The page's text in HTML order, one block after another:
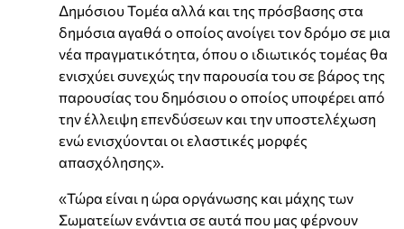
Δημόσιου Τομέα αλλά και της πρόσβασης στα
δημόσια αγαθά ο οποίος ανοίγει τον δρόμο σε μια
νέα πραγματικότητα, όπου ο ιδιωτικός τομέας θα
ενισχύει συνεχώς την παρουσία του σε βάρος της
παρουσίας του δημόσιου ο οποίος υποφέρει από
την έλλειψη επενδύσεων και την υποστελέχωση
ενώ ενισχύονται οι ελαστικές μορφές
απασχόλησης».
«Τώρα είναι η ώρα οργάνωσης και μάχης των
Σωματείων ενάντια σε αυτά που μας φέρνουν